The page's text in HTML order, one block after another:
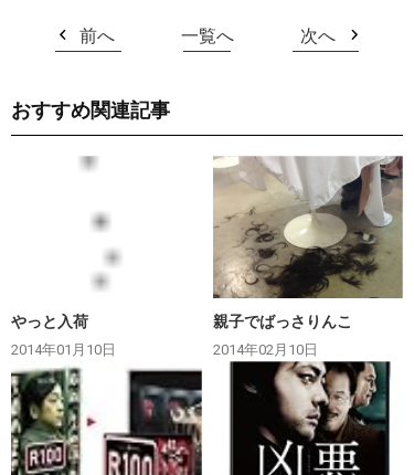
前へ 一覧へ 次へ
おすすめ関連記事
やっと入荷
2014年01月10日
親子でばっさりんこ
2014年02月10日